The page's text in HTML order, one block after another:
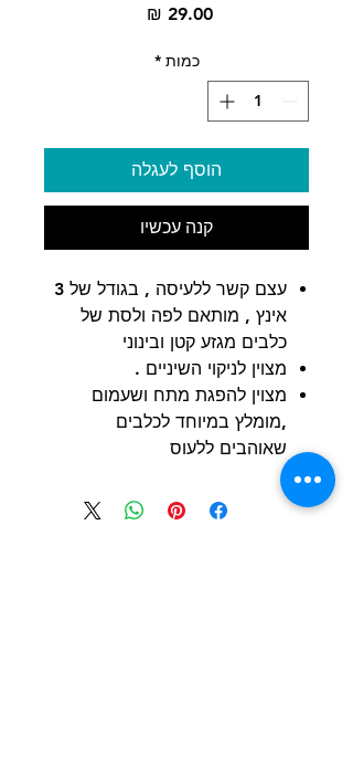
‏29.00 ‏₪
כמות *
הוסף לעגלה
קנה עכשיו
עצם קשר ללעיסה , בגודל של 3
אינץ , מותאם לפה ולסת של
כלבים מגזע קטן ובינוני
מצוין לניקוי השיניים .
מצוין להפגת מתח ושעמום
,מומלץ במיוחד לכלבים
שאוהבים ללעוס